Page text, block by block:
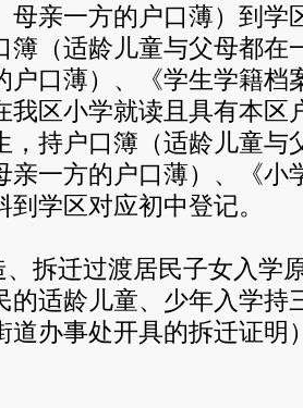
母亲一方的户口薄）到学
簿（适龄儿童与父母都在
户口薄）、《学生学籍档
我区小学就读且具有本区
，持户口簿（适龄儿童与
亲一方的户口薄）、《小
学区对应初中登记。
迁过渡居民子女入学
的适龄儿童、少年入学持
道办事处开具的拆迁证明